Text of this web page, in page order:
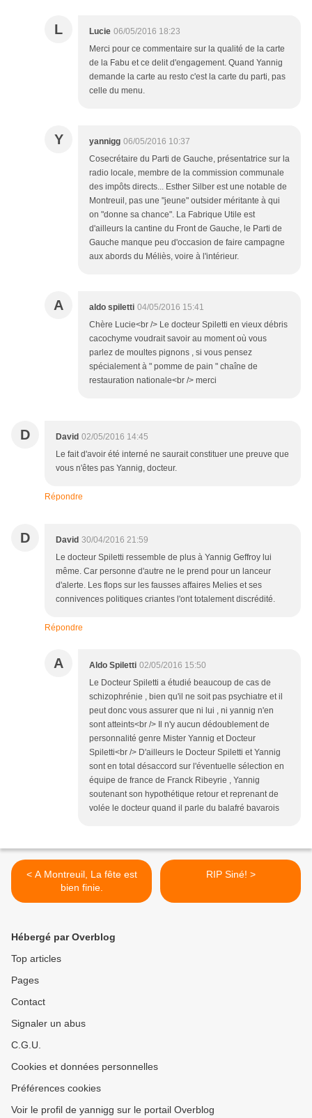
L Lucie 06/05/2016 18:23
Merci pour ce commentaire sur la qualité de la carte
de la Fabu et ce delit d'engagement. Quand Yannig
demande la carte au resto c'est la carte du parti, pas
celle du menu.
Y yannigg 06/05/2016 10:37
Cosecrétaire du Parti de Gauche, présentatrice sur la
radio locale, membre de la commission communale
des impôts directs... Esther Silber est une notable de
Montreuil, pas une "jeune" outsider méritante à qui
on "donne sa chance". La Fabrique Utile est
d'ailleurs la cantine du Front de Gauche, le Parti de
Gauche manque peu d'occasion de faire campagne
aux abords du Méliès, voire à l'intérieur.
A aldo spiletti 04/05/2016 15:41
Chère Lucie<br /> Le docteur Spiletti en vieux débris
cacochyme voudrait savoir au moment où vous
parlez de moultes pignons , si vous pensez
spécialement à " pomme de pain " chaîne de
restauration nationale<br /> merci
D David 02/05/2016 14:45
Le fait d'avoir été interné ne saurait constituer une preuve que
vous n'êtes pas Yannig, docteur.
Répondre
D David 30/04/2016 21:59
Le docteur Spiletti ressemble de plus à Yannig Geffroy lui
même. Car personne d'autre ne le prend pour un lanceur
d'alerte. Les flops sur les fausses affaires Melies et ses
connivences politiques criantes l'ont totalement discrédité.
Répondre
A Aldo Spiletti 02/05/2016 15:50
Le Docteur Spiletti a étudié beaucoup de cas de
schizophrénie , bien qu'il ne soit pas psychiatre et il
peut donc vous assurer que ni lui , ni yannig n'en
sont atteints<br /> Il n'y aucun dédoublement de
personnalité genre Mister Yannig et Docteur
Spiletti<br /> D'ailleurs le Docteur Spiletti et Yannig
sont en total désaccord sur l'éventuelle sélection en
équipe de france de Franck Ribeyrie , Yannig
soutenant son hypothétique retour et reprenant de
volée le docteur quand il parle du balafré bavarois
< A Montreuil, La fête est
bien finie.
RIP Siné! >
Hébergé par Overblog
Top articles
Pages
Contact
Signaler un abus
C.G.U.
Cookies et données personnelles
Préférences cookies
Voir le profil de yannigg sur le portail Overblog